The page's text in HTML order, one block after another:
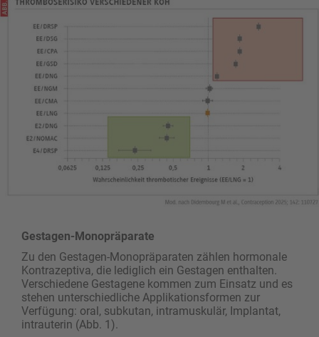
Gestagen-Monopräparate
Zu den Gestagen-Monopräparaten zählen hormonale
Kontrazeptiva, die lediglich ein Gestagen enthalten.
Verschiedene Gestagene kommen zum Einsatz und es
stehen unterschiedliche Applikationsformen zur
Verfügung: oral, subkutan, intramuskulär, Implantat,
intrauterin (Abb. 1).